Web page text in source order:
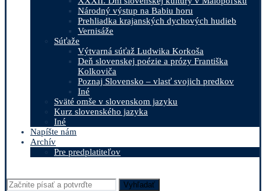
Národný výstup na Babiu horu
Prehliadka krajanských dychových hudieb
Vernisáže
Súťaže
Výtvarná súťaž Ludwika Korkoša
Deň slovenskej poézie a prózy Františka
Kolkoviča
Poznaj Slovensko – vlasť svojich predkov
Iné
Sväté omše v slovenskom jazyku
Kurz slovenského jazyka
Iné
Napíšte nám
Archív
Pre predplatiteľov
Vyhľadať